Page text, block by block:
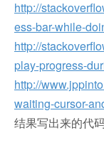
http://
ess-bar-while-
http://
play-progress-
http://
waiting-cursor-
结果写出来的代码